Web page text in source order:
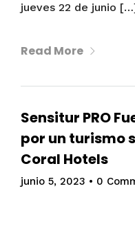
jueves 22 de junio
Read More
Sensitur PRO
por un turismo
Coral Hotels
junio 5, 2023 • 0